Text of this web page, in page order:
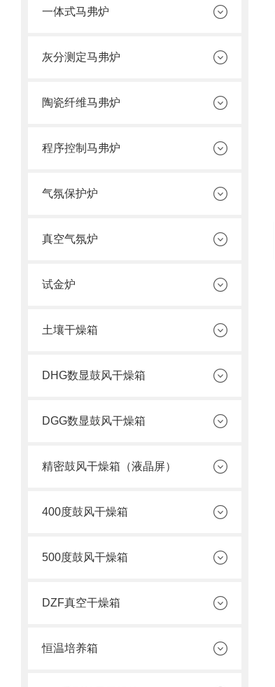
一体式马弗炉
灰分测定马弗炉
陶瓷纤维马弗炉
程序控制马弗炉
气氛保护炉
真空气氛炉
试金炉
土壤干燥箱
DHG数显鼓风干燥箱
DGG数显鼓风干燥箱
精密鼓风干燥箱（液晶屏）
400度鼓风干燥箱
500度鼓风干燥箱
DZF真空干燥箱
恒温培养箱